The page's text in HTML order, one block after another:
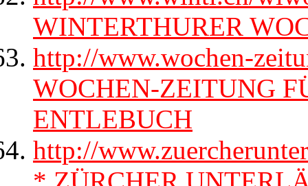
WINTERTHURER
http://www.wochen-
WOCHEN-ZEITUNG
ENTLEBUCH
http://